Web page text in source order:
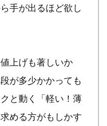
手が出るほど欲し
上げも著しいか
が多少かかっても
と動く「軽い！薄
める方がもしかす